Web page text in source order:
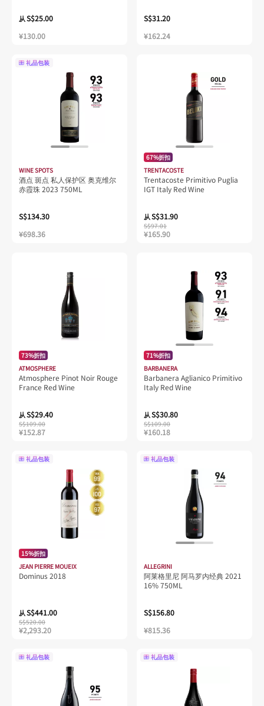
从S$25.00
¥130.00
S$31.20
¥162.24
礼品包装
WINE SPOTS
酒点 斑点 私人保护区 奥克维尔
赤霞珠 2023 750ML
S$134.30
¥698.36
67%折扣
TRENTACOSTE
Trentacoste Primitivo Puglia
IGT Italy Red Wine
从S$31.90
S$97.01
¥165.90
73%折扣
ATMOSPHERE
Atmosphere Pinot Noir Rouge
France Red Wine
从S$29.40
S$109.00
¥152.87
71%折扣
BARBANERA
Barbanera Aglianico Primitivo
Italy Red Wine
从S$30.80
S$109.00
¥160.18
礼品包装
15%折扣
JEAN PIERRE MOUEIX
Dominus 2018
从S$441.00
S$520.00
¥2,293.20
礼品包装
ALLEGRINI
阿莱格里尼 阿马罗内经典 2021
16% 750ML
S$156.80
¥815.36
礼品包装 礼品包装